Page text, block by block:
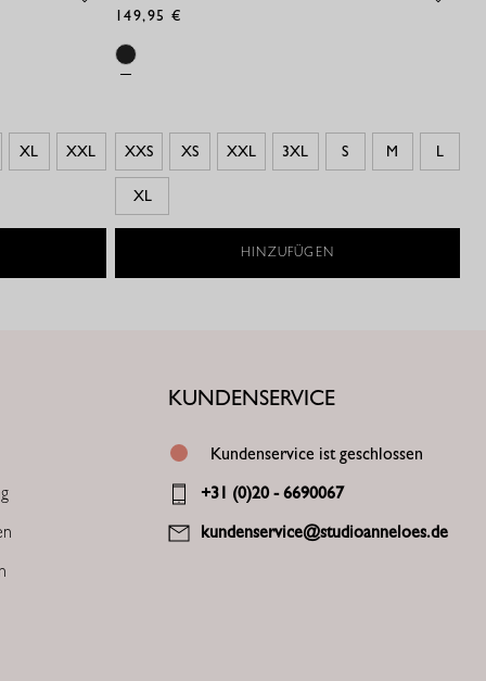
XL XXL
149,95 €
XXS XS XXL 3XL S M L
XL
HINZUFÜGEN
KUNDENSERVICE
Kundenservice ist geschlossen
+31 (0)20 - 6690067
kundenservice@studioanneloes.de